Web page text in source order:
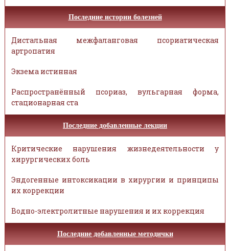
Последние истории болезней
Дистальная межфаланговая псориатическая
артропатия
Экзема истинная
Распространённый псориаз, вульгарная форма,
стационарная ста
Последние добавленные лекции
Критические нарушения жизнедеятельности у
хирургических боль
Эндогенные интоксикации в хирургии и принципы
их коррекции
Водно-электролитные нарушения и их коррекция
Последние добавленные методички